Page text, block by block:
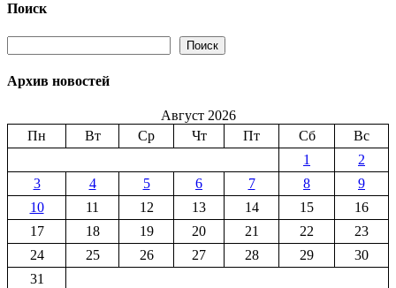
Поиск
Поиск
Архив новостей
Август 2026
Пн
Вт Ср Чт Пт Сб
Вс
1
2
3
4 5 6 7 8
9
10
11 12 13 14 15
16
17
18 19 20 21 22
23
24
25 26 27 28 29
30
31